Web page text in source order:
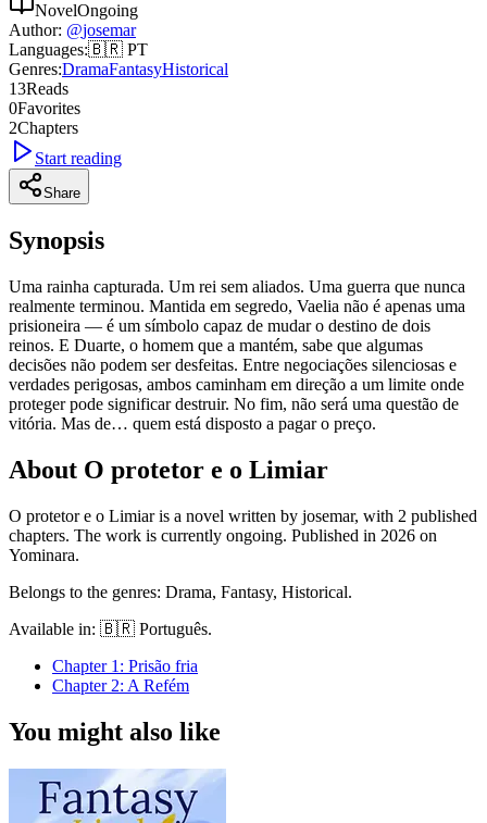
NovelOngoing
Author: @josemar
Languages:🇧🇷 PT
Genres:DramaFantasyHistorical
13Reads
0Favorites
2Chapters
Start reading
Share
Synopsis
Uma rainha capturada. Um rei sem aliados. Uma guerra que nunca
realmente terminou. Mantida em segredo, Vaelia não é apenas uma
prisioneira — é um símbolo capaz de mudar o destino de dois
reinos. E Duarte, o homem que a mantém, sabe que algumas
decisões não podem ser desfeitas. Entre negociações silenciosas e
verdades perigosas, ambos caminham em direção a um limite onde
proteger pode significar destruir. No fim, não será uma questão de
vitória. Mas de… quem está disposto a pagar o preço.
About O protetor e o Limiar
O protetor e o Limiar is a novel written by josemar, with 2 published
chapters. The work is currently ongoing. Published in 2026 on
Yominara.
Belongs to the genres: Drama, Fantasy, Historical.
Available in: 🇧🇷 Português.
Chapter 1 : Prisão fria
Chapter 2: A Refém
You might also like